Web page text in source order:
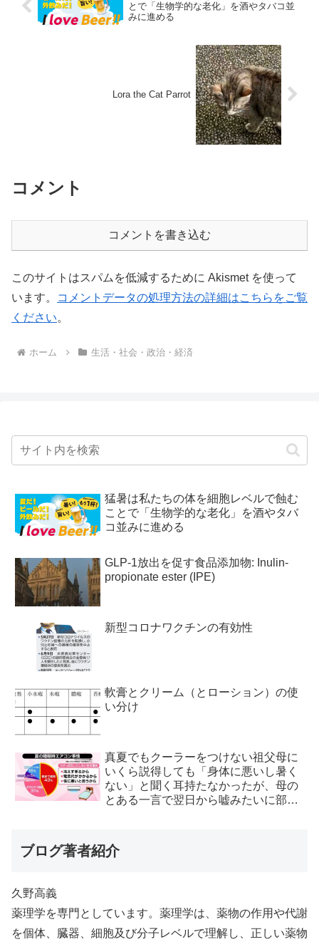
とで「生物学的な老化」を酒やタバコ並
みに進める
Lora the Cat Parrot
コメント
コメントを書き込む
このサイトはスパムを低減するために Akismet を使って
います。
コメントデータの処理方法の詳細はこちらをご覧
ください。
ホーム 生活・社会・政治・経済
猛暑は私たちの体を細胞レベルで蝕む
ことで「生物学的な老化」を酒やタバ
コ並みに進める
GLP-1放出を促す食品添加物: Inulin-
propionate ester (IPE)
新型コロナワクチンの有効性
軟膏とクリーム（とローション）の使
い分け
真夏でもクーラーをつけない祖父母に
いくら説得しても「身体に悪いし暑く
ない」と聞く耳持たなかったが、母の
とある一言で翌日から嘘みたいに部屋
ブログ著者紹介
久野高義
薬理学を専門としています。薬理学は、薬物の作用や代謝
を個体、臓器、細胞及び分子レベルで理解し、正しい薬物